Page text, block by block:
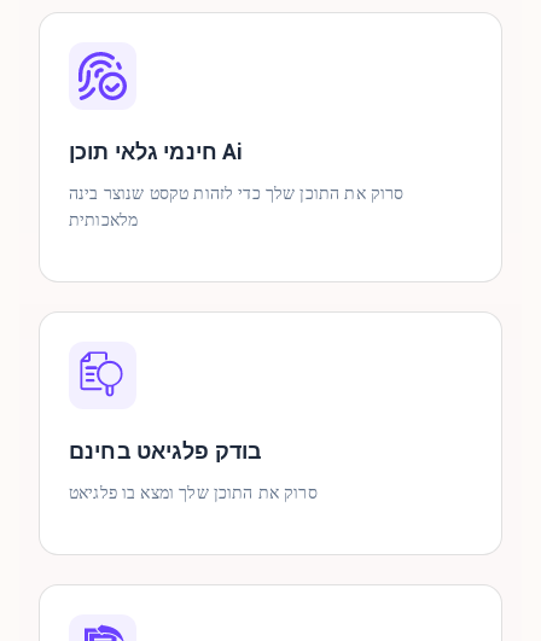
חינמי גלאי תוכן Ai
סרוק את התוכן שלך כדי לזהות טקסט שנוצר בינה
מלאכותית
בודק פלגיאט בחינם
סרוק את התוכן שלך ומצא בו פלגיאט